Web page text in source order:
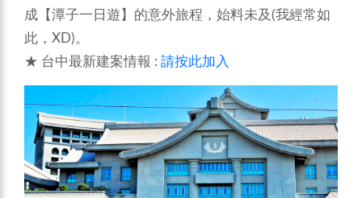
成【潭子一日遊】的意外旅程，始料未及(我經常如
此，XD)。
★ 台中最新建案情報 : 請按此加入